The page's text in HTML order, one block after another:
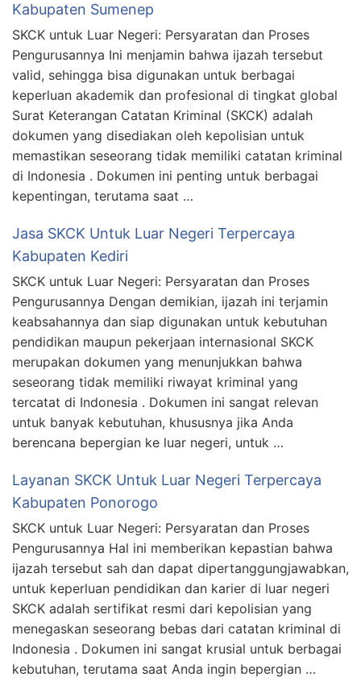
Kabupaten Sumenep
SKCK untuk Luar Negeri: Persyaratan dan Proses
Pengurusannya Ini menjamin bahwa ijazah tersebut
valid, sehingga bisa digunakan untuk berbagai
keperluan akademik dan profesional di tingkat global
Surat Keterangan Catatan Kriminal (SKCK) adalah
dokumen yang disediakan oleh kepolisian untuk
memastikan seseorang tidak memiliki catatan kriminal
di Indonesia . Dokumen ini penting untuk berbagai
kepentingan, terutama saat …
Jasa SKCK Untuk Luar Negeri Terpercaya
Kabupaten Kediri
SKCK untuk Luar Negeri: Persyaratan dan Proses
Pengurusannya Dengan demikian, ijazah ini terjamin
keabsahannya dan siap digunakan untuk kebutuhan
pendidikan maupun pekerjaan internasional SKCK
merupakan dokumen yang menunjukkan bahwa
seseorang tidak memiliki riwayat kriminal yang
tercatat di Indonesia . Dokumen ini sangat relevan
untuk banyak kebutuhan, khususnya jika Anda
berencana bepergian ke luar negeri, untuk …
Layanan SKCK Untuk Luar Negeri Terpercaya
Kabupaten Ponorogo
SKCK untuk Luar Negeri: Persyaratan dan Proses
Pengurusannya Hal ini memberikan kepastian bahwa
ijazah tersebut sah dan dapat dipertanggungjawabkan,
untuk keperluan pendidikan dan karier di luar negeri
SKCK adalah sertifikat resmi dari kepolisian yang
menegaskan seseorang bebas dari catatan kriminal di
Indonesia . Dokumen ini sangat krusial untuk berbagai
kebutuhan, terutama saat Anda ingin bepergian …